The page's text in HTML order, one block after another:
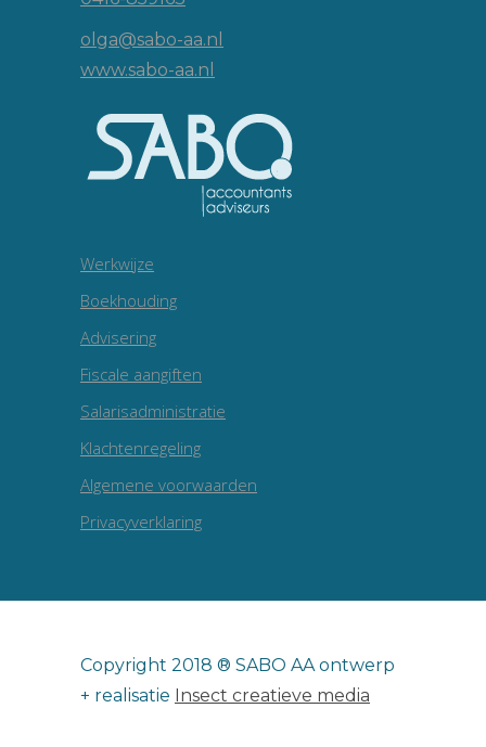
olga@sabo-aa.nl
www.sabo-aa.nl
Werkwijze
Boekhouding
Advisering
Fiscale aangiften
Salarisadministratie
Klachtenregeling
Algemene voorwaarden
Privacyverklaring
Copyright 2018 ® SABO AA ontwerp
+ realisatie Insect creatieve media